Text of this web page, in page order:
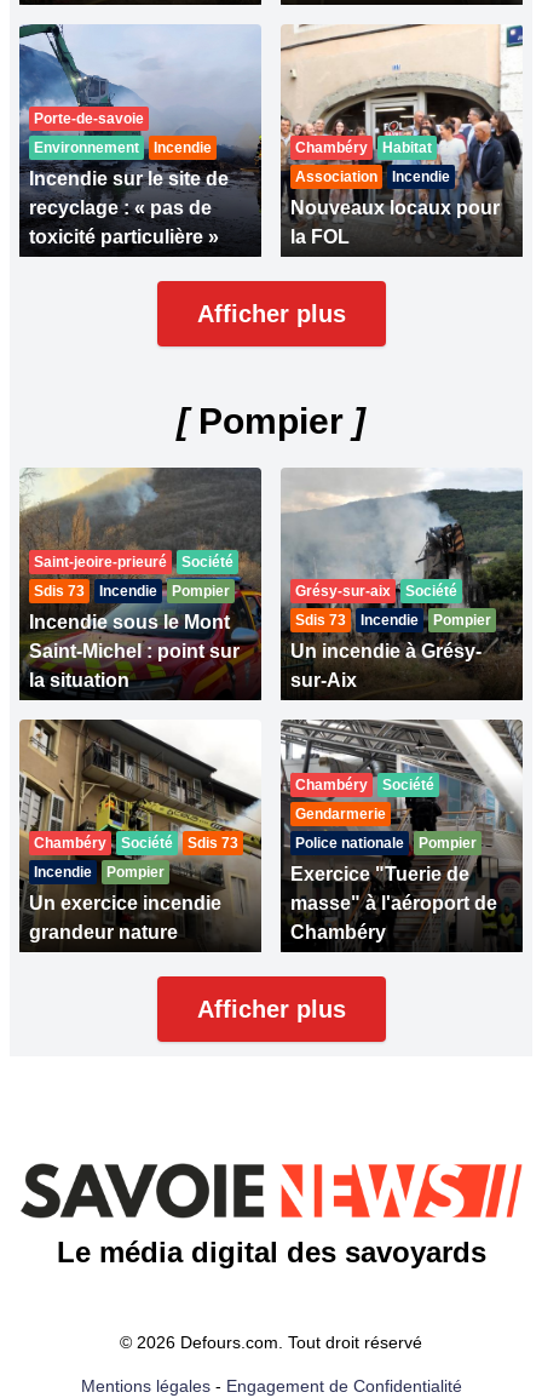
Porte-de-savoie
Environnement
Incendie
Incendie sur le site de
recyclage : « pas de
toxicité particulière »
Chambéry
Habitat
Association
Incendie
Nouveaux locaux pour
la FOL
Afficher plus
[Pompier ]
Saint-jeoire-prieuré
Société
Sdis 73
Incendie Pompier
Incendie sous le Mont
Saint-Michel : point sur
la situation
Grésy-sur-aix
Société
Sdis 73
Incendie Pompier
Un incendie à Grésy-
sur-Aix
Chambéry Société
Sdis 73
Incendie
Pompier
Un exercice incendie
grandeur nature
Chambéry
Société
Gendarmerie
Police nationale
Pompier
Exercice "Tuerie de
masse" à l'aéroport de
Chambéry
Afficher plus
Le média digital des savoyards
© 2026 Defours.com. Tout droit réservé
Mentions légales- Engagement de Confidentialité